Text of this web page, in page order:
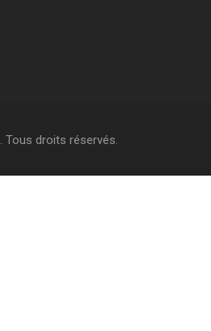
. Tous droits réservés.